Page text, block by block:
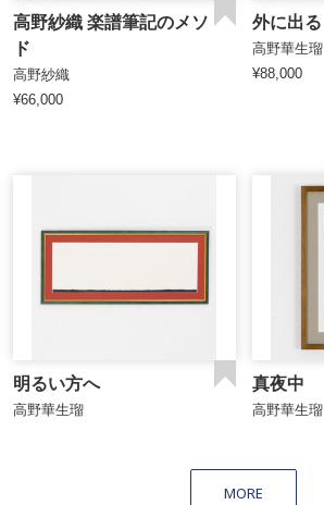
高野紗織 楽譜筆記のメソ
ド
高野紗織
¥66,000
外に出る
高野華生瑠
¥88,000
明るい方へ
高野華生瑠
真夜中
高野華生瑠
MORE